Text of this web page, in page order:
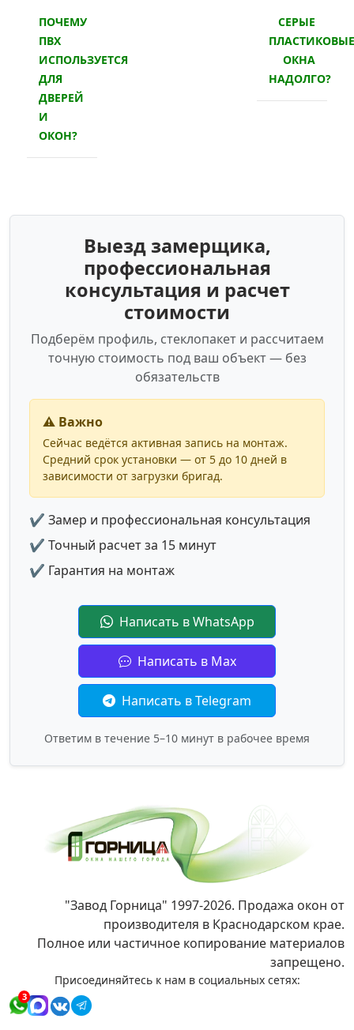
ПОЧЕМУ
ПВХ
ИСПОЛЬЗУЕТСЯ
ДЛЯ
ДВЕРЕЙ
И
ОКОН?
СЕРЫЕ
ПЛАСТИКОВЫЕ
ОКНА
НАДОЛГО?
Выезд замерщика,
профессиональная
консультация и расчет
стоимости
Подберём профиль, стеклопакет и рассчитаем
точную стоимость под ваш объект — без
обязательств
⚠️ Важно
Сейчас ведётся активная запись на монтаж.
Средний срок установки — от 5 до 10 дней в
зависимости от загрузки бригад.
✔ Замер и профессиональная консультация
✔ Точный расчет за 15 минут
✔ Гарантия на монтаж
Написать в WhatsApp
Написать в Max
Написать в Telegram
Ответим в течение 5–10 минут в рабочее время
"Завод Горница" 1997-2026. Продажа окон от
производителя в Краснодарском крае.
Полное или частичное копирование материалов
запрещено.
Присоединяйтесь к нам в социальных сетях:
3